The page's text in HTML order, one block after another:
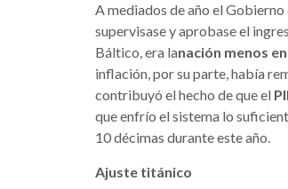
A mediados de año el Gobierno
supervisase y aprobase el
Báltico, era lanación menos
inflación, por su parte, había
contribuyó el hecho de que el
que enfrío el sistema lo
10 décimas durante este año.
Ajuste titánico